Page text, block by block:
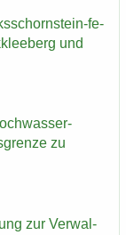
fe­
und
zu
zur Ver­wal­